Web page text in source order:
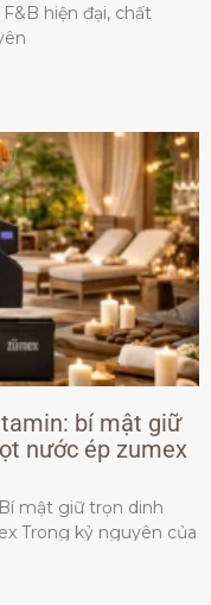
hiện đại, chất
bí mật giữ
nước ép zumex
mật giữ trọn dinh
Trong kỷ nguyên của